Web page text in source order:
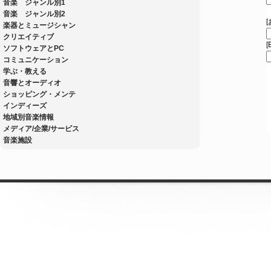
音楽 ジャンル別1
音楽 ジャンル別2
楽器とミュージシャン
クリエイティブ
ソフトウェアとPC
コミュニケーション
学ぶ・教える
音響とオーディオ
ショッピング・メンテ
インディーズ
地域別音楽情報
メディア/企業/サービス
音楽施設
[